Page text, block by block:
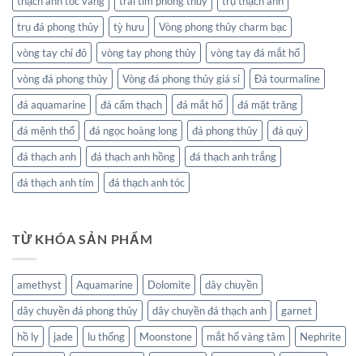
trụ đá phong thủy
tỳ hưu
Vòng phong thủy charm bạc
vòng tay chỉ đỏ
vòng tay phong thủy
vòng tay đá mắt hổ
vòng đá phong thủy
Vòng đá phong thủy giá sỉ
Đá tourmaline
đá aquamarine
đá cẩm thạch đá mắt hổ
đá mặt trăng
đá mệnh thổ
đá ngọc hoàng long đá phong thủy
đá quý
đá thạch anh
đá thạch anh hồng
đá thạch anh trắng
đá thạch anh tím
đá thạch anh tóc
TỪ KHÓA SẢN PHẨM
amethyst Aquamarine Dolomite
dây chuyền
dây chuyền đá phong thủy
dây chuyền đá thạch anh
garnet
hồ ly
jade lu thống Moonstone mắt hổ vàng tâm
Nephrite